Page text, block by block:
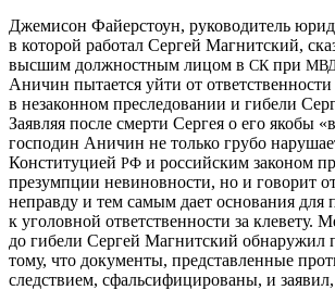
Джемисон Файерстоун, руководитель
в которой работал Сергей Магнитский,
высшим должностным лицом в СК при
Аничин пытается уйти от
в незаконном преследовании и гибели
Заявляя после смерти Сергея о его якобы
господин Аничин не только грубо
Конституцией РФ и российским законом
презумпции невиновности, но и говорит
неправду и тем самым дает основания для
к уголовной ответственности за клевету.
до гибели Сергей Магнитский обнаружил
тому, что документы, представленные
следствием, сфальсифицированы, и